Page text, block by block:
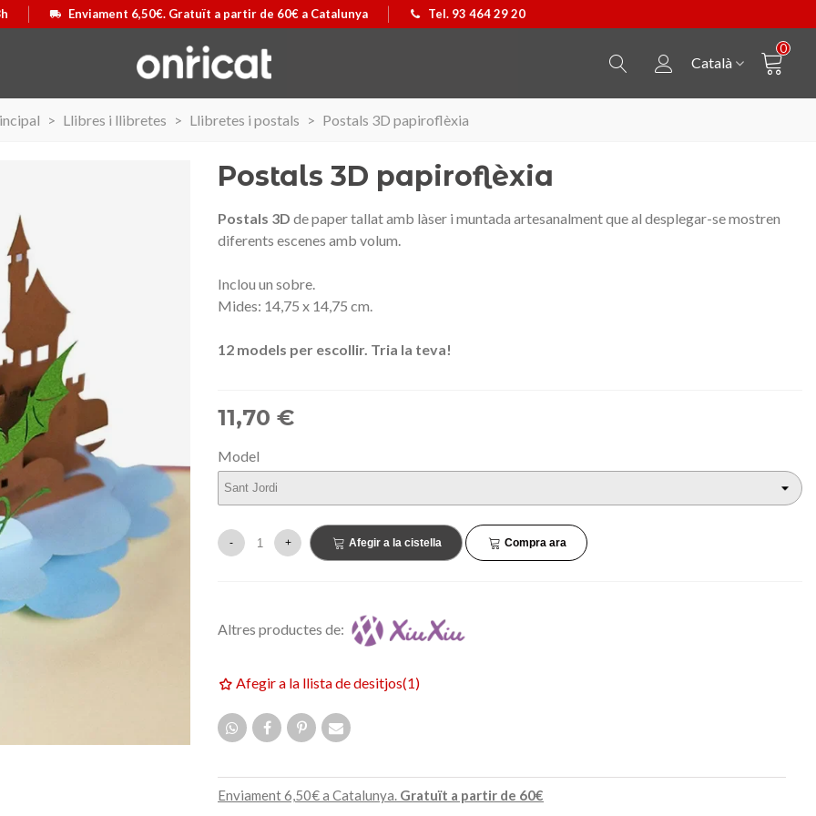
Enviament 6,50€. Gratuït a partir de 60€ a Catalunya Tel. 93 464 29 20
Català
0
> Llibres i llibretes > Llibretes i postals > Postals 3D papiroflèxia
Postals 3D papiroflèxia
Postals 3D de paper tallat amb làser i muntada artesanalment que al desplegar-se mostren
diferents escenes amb volum.
Inclou un sobre.
Mides: 14,75 x 14,75 cm.
12 models per escollir. Tria la teva!
11,70 €
Model
- + Afegir a la cistella Compra ara
Altres productes de:
Afegir a la llista de desitjos(1)
Enviament 6,50€ a Catalunya. Gratuït a partir de 60€
II
NOVETAT